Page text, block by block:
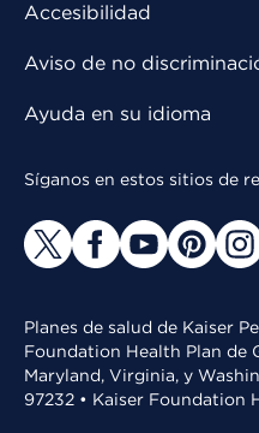
Accesibilidad
Aviso de no
Ayuda en su idioma
Síganos en estos sitios de
Planes de salud de Kaiser
Foundation Health Plan de
Maryland, Virginia, y
97232 • Kaiser Foundation